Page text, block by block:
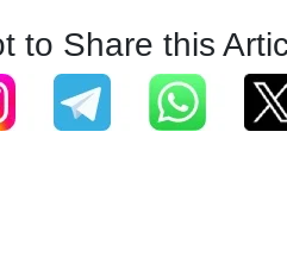
to Share this